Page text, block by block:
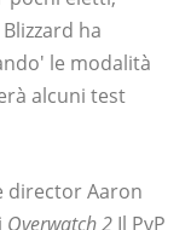
ha
le modalità
alcuni test
director Aaron
Overwatch 2 Il PvP